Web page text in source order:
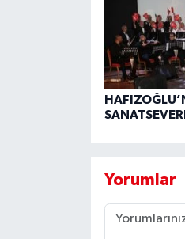
Yorumlar